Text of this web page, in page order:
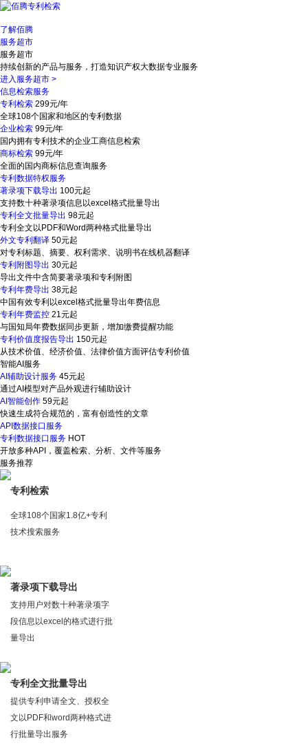
了解佰腾
服务超市
服务超市
持续创新的产品与服务，打造知识产权大数据专业服务
进入服务超市 >
信息检索服务
专利检索 299元/年
全球108个国家和地区的专利数据
企业检索 99元/年
国内拥有专利技术的企业工商信息检索
商标检索 99元/年
全面的国内商标信息查询服务
专利数据特权服务
著录项下载导出 100元起
支持数十种著录项信息以excel格式批量导出
专利全文批量导出 98元起
专利全文以PDF和Word两种格式批量导出
外文专利翻译 50元起
对专利标题、摘要、权利需求、说明书在线机器翻译
专利附图导出 30元起
导出文件中含简要著录项和专利附图
专利年费导出 38元起
中国有效专利以excel格式批量导出年费信息
专利年费监控 21元起
与国知局年费数据同步更新，增加缴费提醒功能
专利价值度报告导出 150元起
从技术价值、经济价值、法律价值方面评估专利价值
智能AI服务
AI辅助设计服务 45元起
通过AI模型对产品外观进行辅助设计
AI智能创作 59元起
快速生成符合规范的，富有创造性的文章
API数据接口服务
专利数据接口服务 HOT
开放多种API，覆盖检索、分析、文件等服务
服务推荐
专利检索
全球108个国家1.8亿+专利
技术搜索服务
著录项下载导出
支持用户对数十种著录项字
段信息以excel的格式进行批
量导出
专利全文批量导出
提供专利申请全文、授权全
文以PDF和word两种格式进
行批量导出服务